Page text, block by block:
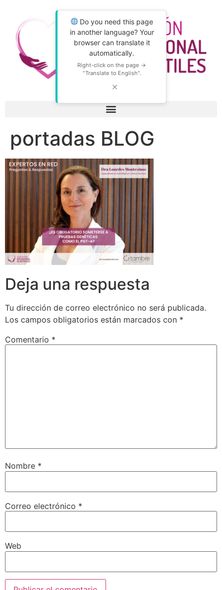
Do you need this page
in another language? Your
browser can translate it
automatically.
Right-click on the page →
"Translate to English".
✕
portadas BLOG
Deja una respuesta
Tu dirección de correo electrónico no será publicada.
Los campos obligatorios están marcados con *
Comentario *
Nombre *
Correo electrónico *
Web